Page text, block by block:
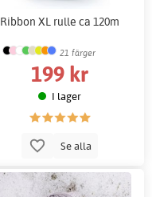
Ribbon XL rulle ca 120m
21 färger
199 kr
I lager
Se alla